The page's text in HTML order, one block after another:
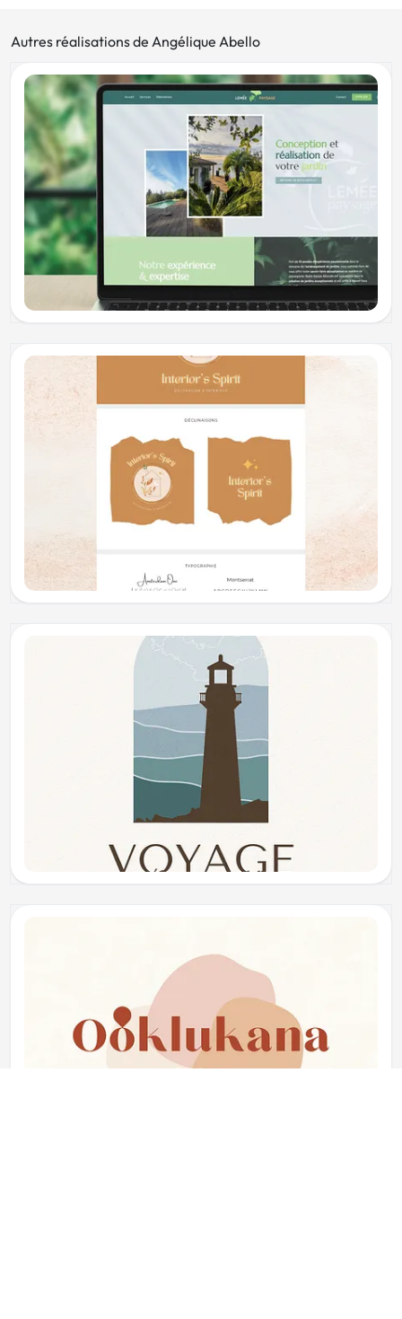
Autres réalisations de Angélique Abello